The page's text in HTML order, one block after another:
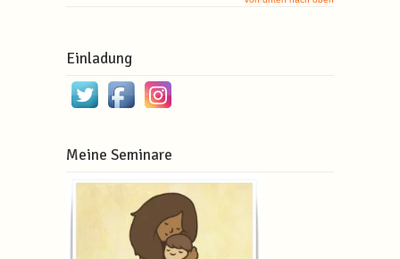
Einladung
Meine Seminare